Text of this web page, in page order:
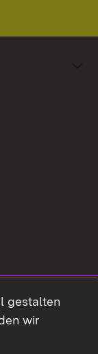
gestalten
wir